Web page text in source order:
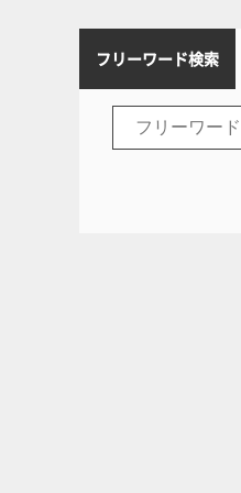
フリーワード検索